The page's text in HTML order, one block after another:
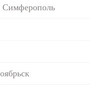
Симферополь